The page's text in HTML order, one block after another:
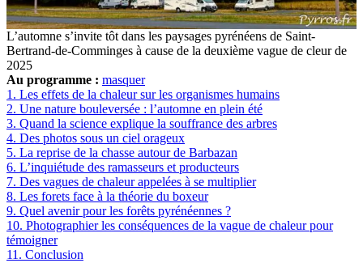
L’automne s’invite tôt dans les paysages pyrénéens de Saint-
Bertrand-de-Comminges à cause de la deuxième vague de cleur de
2025
Au programme : masquer
1. Les effets de la chaleur sur les organismes humains
2. Une nature bouleversée : l’automne en plein été
3. Quand la science explique la souffrance des arbres
4. Des photos sous un ciel orageux
5. La reprise de la chasse autour de Barbazan
6. L’inquiétude des ramasseurs et producteurs
7. Des vagues de chaleur appelées à se multiplier
8. Les forets face à la théorie du boxeur
9. Quel avenir pour les forêts pyrénéennes ?
10. Photographier les conséquences de la vague de chaleur pour
témoigner
11. Conclusion